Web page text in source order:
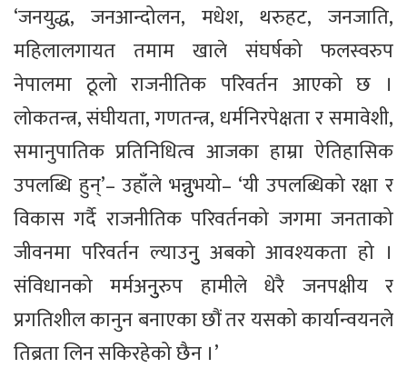
‘जनयुद्ध, जनआन्दोलन, मधेश, थरुहट, जनजाति,
महिलालगायत तमाम खाले संघर्षको फलस्वरुप
नेपालमा ठूलो राजनीतिक परिवर्तन आएको छ ।
लोकतन्त्र, संघीयता, गणतन्त्र, धर्मनिरपेक्षता र समावेशी,
समानुपातिक प्रतिनिधित्व आजका हाम्रा ऐतिहासिक
उपलब्धि हुन्’– उहाँले भन्नुुभयो– ‘यी उपलब्धिको रक्षा र
विकास गर्दै राजनीतिक परिवर्तनको जगमा जनताको
जीवनमा परिवर्तन ल्याउनुु अबको आवश्यकता हो ।
संविधानको मर्मअनुुरुप हामीले धेरै जनपक्षीय र
प्रगतिशील कानुन बनाएका छौं तर यसको कार्यान्वयनले
तिब्रता लिन सकिरहेको छैन ।’